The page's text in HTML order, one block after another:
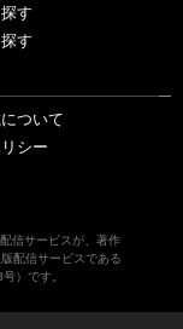
す
す
ついて
シー
信サービスが、著作
配信サービスである
）です。